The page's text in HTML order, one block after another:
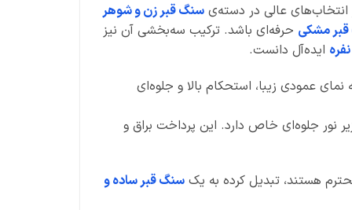
عالی در دسته‌ی سنگ قبر زن و شوهر
مشکی حرفه‌ای باشد. ترکیب سه‌بخشی آن نیز
ایده‌آل دانست.
عمودی زیبا، استحکام بالا و جلوه‌ای
نور جلوه‌ای خاص دارد. این پرداخت براق و
هستند، تبدیل کرده به یک سنگ قبر ساده و